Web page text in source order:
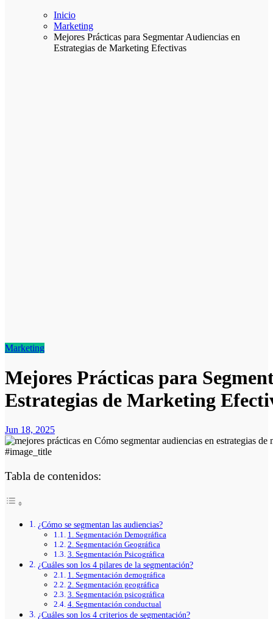
Inicio
Marketing
Mejores Prácticas para Segmentar Audiencias en
Estrategias de Marketing Efectivas
Marketing
Mejores Prácticas para
Estrategias de Marketing
Jun 18, 2025
#image_title
Tabla de contenidos:
¿Cómo se segmentan las audiencias?
1. Segmentación Demográfica
2. Segmentación Geográfica
3. Segmentación Psicográfica
¿Cuáles son los 4 pilares de la segmentación?
1. Segmentación demográfica
2. Segmentación geográfica
3. Segmentación psicográfica
4. Segmentación conductual
¿Cuáles son los 4 criterios de segmentación?